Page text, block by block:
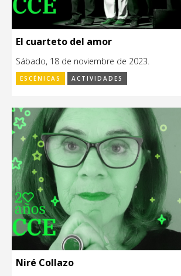
El cuarteto del amor
Sábado, 18 de noviembre de 2023.
ESCÉNICAS ACTIVIDADES
Niré Collazo